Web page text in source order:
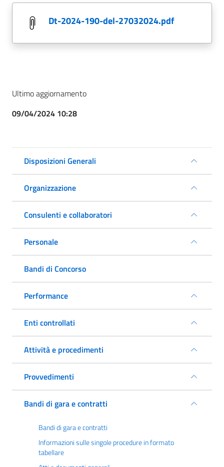
dt-2024-190-del-27032024.pdf
Ultimo aggiornamento
09/04/2024 10:28
Disposizioni Generali
Organizzazione
Consulenti e collaboratori
Personale
Bandi di Concorso
Performance
Enti controllati
Attività e procedimenti
Provvedimenti
Bandi di gara e contratti
Bandi di gara e contratti
Informazioni sulle singole procedure in formato
tabellare